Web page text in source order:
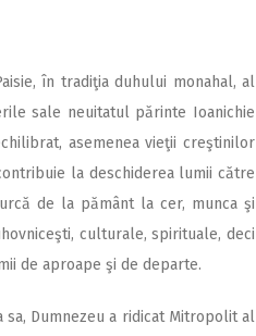
în tradiţia duhului monahal, al
sale neuitatul părinte Ioanichie
asemenea vieţii creştinilor
la deschiderea lumii către
de la pământ la cer, munca şi
culturale, spirituale, deci
de aproape şi de departe.
Dumnezeu a ridicat Mitropolit al